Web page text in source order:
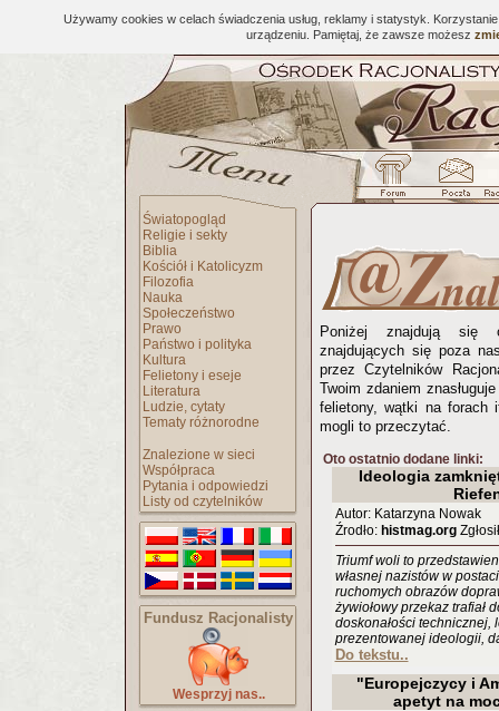
Używamy cookies w celach świadczenia usług, reklamy i statystyk.
urządzeniu. Pamiętaj, że zawsze możesz
Światopogląd
Religie i sekty
Biblia
Kościół i Katolicyzm
Filozofia
Nauka
Społeczeństwo
Prawo
Państwo i polityka
Kultura
Felietony i eseje
Literatura
Ludzie, cytaty
Tematy różnorodne
Znalezione w sieci
Współpraca
Pytania i odpowiedzi
Listy od czytelników
Fundusz Racjonalisty
Wesprzyj nas..
Poniżej znajdują się
znajdujących się poza
przez Czytelników
Twoim zdaniem
felietony, wątki na forach
mogli to przeczytać.
Oto ostatnio dodane linki:
Ideologia
Autor: Katarzyna Nowak
Źrodło: histmag.org
Triumf woli to
własnej nazistów w
ruchomych obrazów
żywiołowy przekaz trafiał
doskonałości technicznej,
prezentowanej ideologii,
Do tekstu..
"Europejczycy i
apetyt na